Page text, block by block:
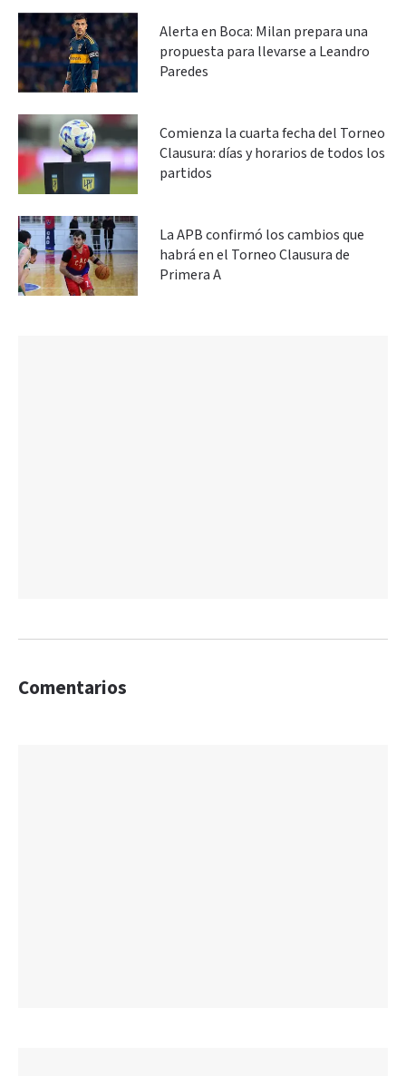
Alerta en Boca: Milan prepara una
propuesta para llevarse a Leandro
Paredes
Comienza la cuarta fecha del Torneo
Clausura: días y horarios de todos los
partidos
La APB confirmó los cambios que
habrá en el Torneo Clausura de
Primera A
Comentarios